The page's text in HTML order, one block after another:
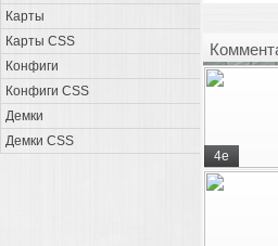
Карты
Карты CSS
Конфиги
Конфиги CSS
Демки
Демки CSS
4e